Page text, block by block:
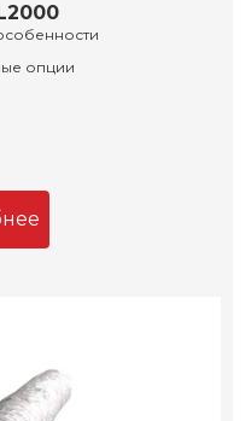
опции